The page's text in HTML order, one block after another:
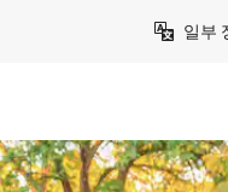
일부